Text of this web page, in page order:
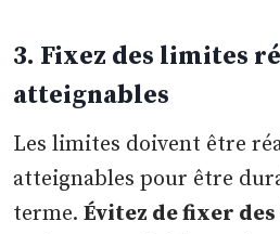
3. Fixez des limites
atteignables
Les limites doivent être
atteignables pour être
terme.Évitez de fixer